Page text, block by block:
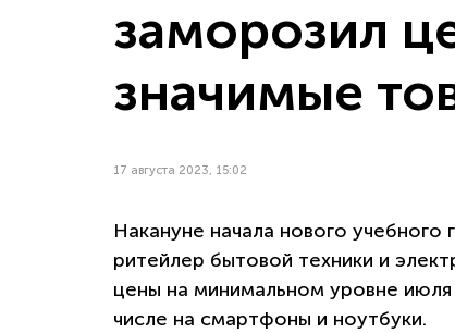
заморозил
значимые
17 августа 2023, 15:02
Накануне начала нового
ритейлер бытовой техники и
цены на минимальном уровне июля
числе на смартфоны и ноутбуки.